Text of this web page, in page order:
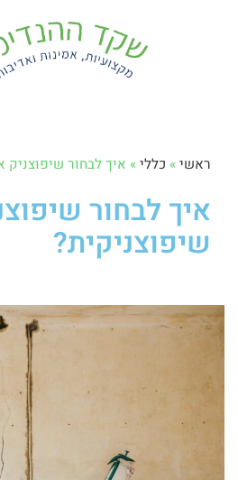
ראשי» כללי» איך לבחור שיפוצניק
איך לבחור
שיפוצניקית?